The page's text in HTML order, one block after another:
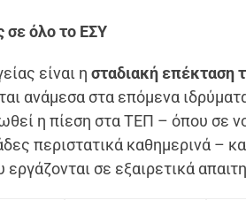
σε όλο το ΕΣΥ
είναι ησταδιακή επέκταση
ανάμεσα στα επόμενα
η πίεση στα ΤΕΠ – όπου σε
περιστατικά καθημερινά –
σε εξαιρετικά